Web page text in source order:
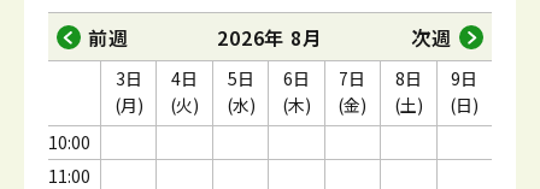
前週 2026年 8月 次週
10:00
11:00
3日
(月)
4日
(火)
5日
(水)
6日
(木)
7日
(金)
8日
(土)
9日
(日)